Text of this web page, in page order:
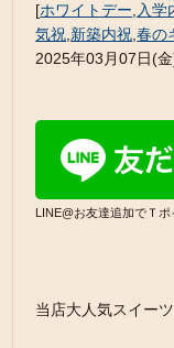
[ホワイトデー 入学
気祝 新築内祝 ,春の
2025年03月07日(
LINE@お友達追加でＴ
当店大人気スイーツ